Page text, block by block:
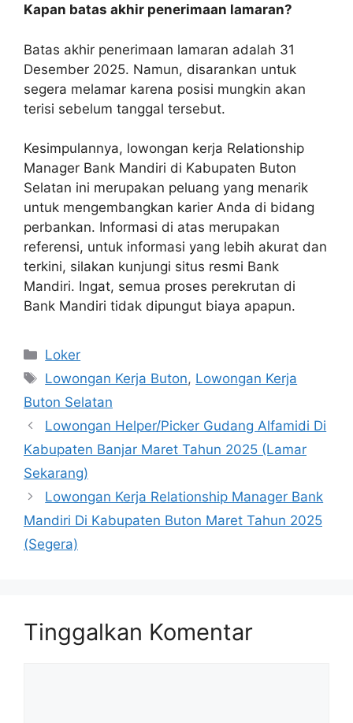
Kapan batas akhir penerimaan lamaran?
Batas akhir penerimaan lamaran adalah 31
Desember 2025. Namun, disarankan untuk
segera melamar karena posisi mungkin akan
terisi sebelum tanggal tersebut.
Kesimpulannya, lowongan kerja Relationship
Manager Bank Mandiri di Kabupaten Buton
Selatan ini merupakan peluang yang menarik
untuk mengembangkan karier Anda di bidang
perbankan. Informasi di atas merupakan
referensi, untuk informasi yang lebih akurat dan
terkini, silakan kunjungi situs resmi Bank
Mandiri. Ingat, semua proses perekrutan di
Bank Mandiri tidak dipungut biaya apapun.
Kategori
Loker
Tag
Lowongan Kerja Buton, Lowongan Kerja
Buton Selatan
Lowongan Helper/Picker Gudang Alfamidi Di
Kabupaten Banjar Maret Tahun 2025 (Lamar
Sekarang)
Lowongan Kerja Relationship Manager Bank
Mandiri Di Kabupaten Buton Maret Tahun 2025
(Segera)
Tinggalkan Komentar